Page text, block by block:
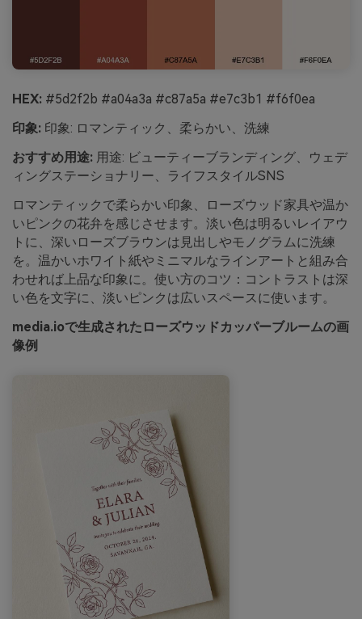
HEX: #5d2f2b #a04a3a #c87a5a #e7c3b1 #f6f0ea
印象: 印象: ロマンティック、柔らかい、洗練
おすすめ用途: 用途: ビューティーブランディング、ウェデ
ィングステーショナリー、ライフスタイルSNS
ロマンティックで柔らかい印象、ローズウッド家具や温か
いピンクの花弁を感じさせます。淡い色は明るいレイアウ
トに、深いローズブラウンは見出しやモノグラムに洗練
を。温かいホワイト紙やミニマルなラインアートと組み合
わせれば上品な印象に。使い方のコツ：コントラストは深
い色を文字に、淡いピンクは広いスペースに使います。
media.ioで生成されたローズウッドカッパーブルームの画
像例